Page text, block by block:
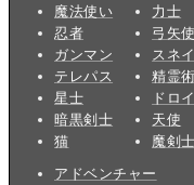
魔法使い
忍者
ガンマン
テレパス
星士
暗黒剣士
猫
力士
弓矢
スネ
精霊
ドロ
天使
魔剣士
アドベンチャー